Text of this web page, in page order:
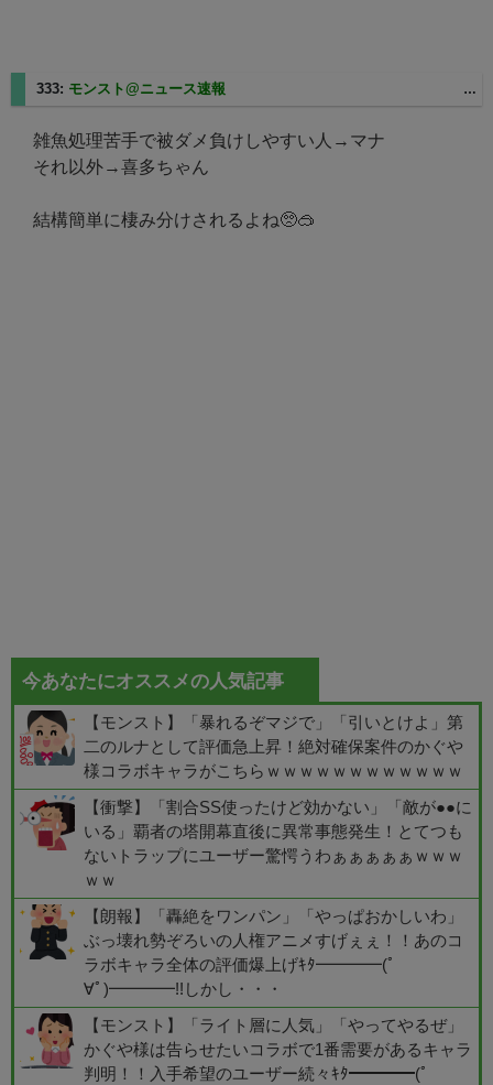
333: モンスト@ニュース速報
雑魚処理苦手で被ダメ負けしやすい人→マナ
それ以外→喜多ちゃん
結構簡単に棲み分けされるよね🥺🥽
今あなたにオススメの人気記事
【モンスト】「暴れるぞマジで」「引いとけよ」第
二のルナとして評価急上昇！絶対確保案件のかぐや
様コラボキャラがこちらｗｗｗｗｗｗｗｗｗｗｗｗ
【衝撃】「割合SS使ったけど効かない」「敵が●●に
いる」覇者の塔開幕直後に異常事態発生！とてつも
ないトラップにユーザー驚愕うわぁぁぁぁぁｗｗｗ
ｗｗ
【朗報】「轟絶をワンパン」「やっぱおかしいわ」
ぶっ壊れ勢ぞろいの人権アニメすげぇぇ！！あのコ
ラボキャラ全体の評価爆上げｷﾀ━━━━(ﾟ
∀ﾟ)━━━━!!しかし・・・
【モンスト】「ライト層に人気」「やってやるぜ」
かぐや様は告らせたいコラボで1番需要があるキャラ
判明！！入手希望のユーザー続々ｷﾀ━━━━(ﾟ